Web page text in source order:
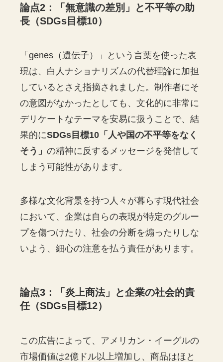
論点2：「無意識の差別」と不平等の助
長（SDGs目標10）
「genes（遺伝子）」という言葉を使った表
現は、白人ナショナリズムの代替理論に加担
しているとさえ指摘されました。制作者にそ
の意図がなかったとしても、文化的に非常に
デリケートなテーマを安易に扱うことで、結
果的にSDGs目標10「人や国の不平等をなく
そう」の精神に反するメッセージを発信して
しまう可能性があります。
多様な文化背景を持つ人々が暮らす現代社会
において、企業は自らの表現が特定のグルー
プを傷つけたり、社会の分断を煽ったりしな
いよう、細心の注意を払う責任があります。
論点3：「炎上商法」と企業の社会的責
任（SDGs目標12）
この広告によって、アメリカン・イーグルの
市場価値は2億ドル以上増加し、商品はほと